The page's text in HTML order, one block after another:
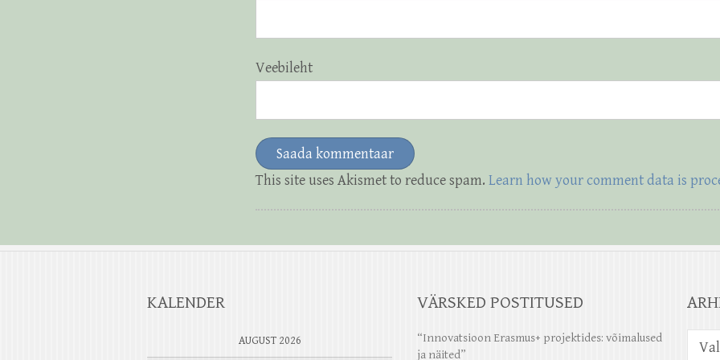
Veebileht
This site uses Akismet to reduce spam. Learn how your comment data is
KALENDER
AUGUST 2026
VÄRSKED POSTITUSED
“Innovatsioon Erasmus+ projektides: võimalused
ja näited”